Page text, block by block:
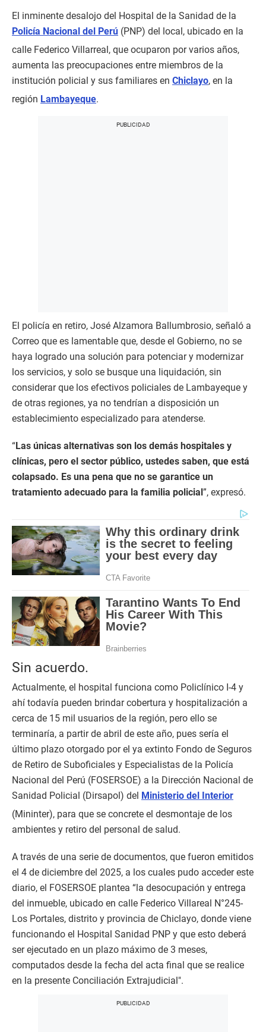
El inminente desalojo del Hospital de la Sanidad de la
Policía Nacional del Perú (PNP) del local, ubicado en la
calle Federico Villarreal, que ocuparon por varios años,
aumenta las preocupaciones entre miembros de la
institución policial y sus familiares en Chiclayo, en la
región Lambayeque.
El policía en retiro, José Alzamora Ballumbrosio, señaló a
Correo que es lamentable que, desde el Gobierno, no se
haya logrado una solución para potenciar y modernizar
los servicios, y solo se busque una liquidación, sin
considerar que los efectivos policiales de Lambayeque y
de otras regiones, ya no tendrían a disposición un
establecimiento especializado para atenderse.
“Las únicas alternativas son los demás hospitales y
clínicas, pero el sector público, ustedes saben, que está
colapsado. Es una pena que no se garantice un
tratamiento adecuado para la familia policial”, expresó.
Sin acuerdo.
Actualmente, el hospital funciona como Policlínico I-4 y
ahí todavía pueden brindar cobertura y hospitalización a
cerca de 15 mil usuarios de la región, pero ello se
terminaría, a partir de abril de este año, pues sería el
último plazo otorgado por el ya extinto Fondo de Seguros
de Retiro de Suboficiales y Especialistas de la Policía
Nacional del Perú (FOSERSOE) a la Dirección Nacional de
Sanidad Policial (Dirsapol) del Ministerio del Interior
(Mininter), para que se concrete el desmontaje de los
ambientes y retiro del personal de salud.
A través de una serie de documentos, que fueron emitidos
el 4 de diciembre del 2025, a los cuales pudo acceder este
diario, el FOSERSOE plantea “la desocupación y entrega
del inmueble, ubicado en calle Federico Villareal N°245-
Los Portales, distrito y provincia de Chiclayo, donde viene
funcionando el Hospital Sanidad PNP y que esto deberá
ser ejecutado en un plazo máximo de 3 meses,
computados desde la fecha del acta final que se realice
en la presente Conciliación Extrajudicial".